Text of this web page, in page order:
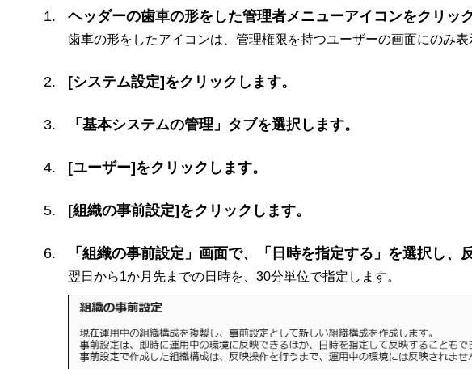
ヘッダーの歯車の形をした管理者メニューアイコンをクリッ
歯車の形をしたアイコンは、管理権限を持つユーザーの画面にのみ
[システム設定]をクリックします。
「基本システムの管理」タブを選択します。
[ユーザー]をクリックします。
[組織の事前設定]をクリックします。
「組織の事前設定」画面で、「日時を指定する」を選択し、
翌日から1か月先までの日時を、30分単位で指定します。